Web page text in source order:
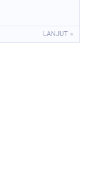
LANJUT »